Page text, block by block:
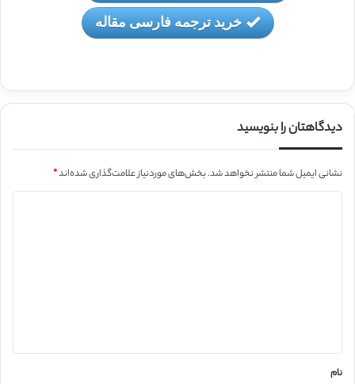
خرید ترجمه فارسی مقاله
دیدگاهتان را بنویسید
نشانی ایمیل شما منتشر نخواهد شد.بخش‌های موردنیاز علامت‌گذاری شده‌اند*
نام